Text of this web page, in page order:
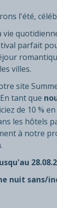
petit
l'été,
vie
parfait
villes.
site
tant que
de 10 %
les hôtels
à notre
nuit sans/